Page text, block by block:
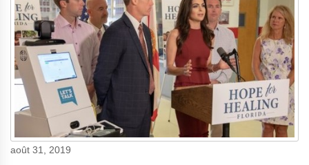
août 31, 2019